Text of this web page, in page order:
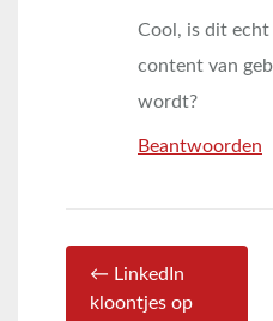
Cool, is dit echt
content van
wordt?
Beantwoorden
← LinkedIn
kloontjes op